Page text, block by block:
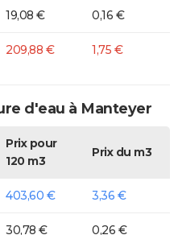
19,08 € 0,16 €
209,88 € 1,75 €
d'eau à Manteyer
Prix pour
120 m3
Prix du m3
403,60 € 3,36 €
30,78 € 0,26 €